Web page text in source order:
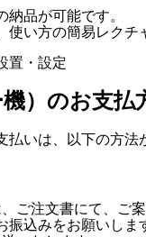
品が可能です。
使い方の簡易レクチ
）のお支払
いは、以下の方法
ご注文書にて、ご案
振込みをお願いしま